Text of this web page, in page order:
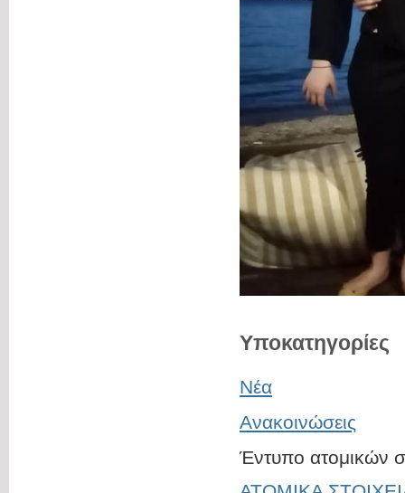
Υποκατηγορίες
Νέα
Ανακοινώσεις
Έντυπο ατομικών